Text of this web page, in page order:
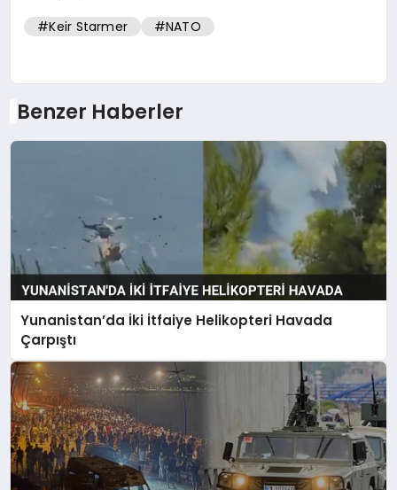
#Keir Starmer #NATO
Benzer Haberler
Yunanistan’da İki İtfaiye Helikopteri Havada
Çarpıştı